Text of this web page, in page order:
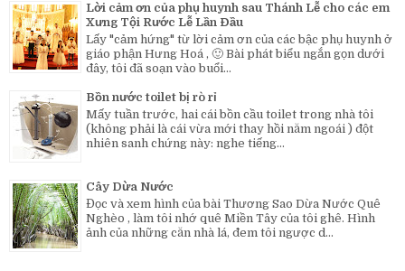
Lời cảm ơn của phụ huynh sau Thánh Lễ cho các em
Xưng Tội Rước Lễ Lần Đầu
Lấy "cảm hứng" từ lời cảm ơn của các bậc phụ huynh ở
giáo phận Hưng Hoá , 🙂 Bài phát biểu ngắn gọn dưới
đây, tôi đã soạn vào buổi...
Bồn nước toilet bị rò rỉ
Mấy tuần trước, hai cái bồn cầu toilet trong nhà tôi
(không phải là cái vừa mới thay hồi năm ngoái ) đột
nhiên sanh chứng này: nghe tiếng...
Cây Dừa Nước
Đọc và xem hình của bài Thương Sao Dừa Nước Quê
Nghèo , làm tôi nhớ quê Miền Tây của tôi ghê. Hình
ảnh của những căn nhà lá, đem tôi ngược d...